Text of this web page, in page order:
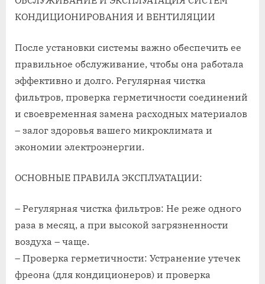
КОНДИЦИОНИРОВАНИЯ И ВЕНТИЛЯЦИИ
После установки системы важно обеспечить ее
правильное обслуживание, чтобы она работала
эффективно и долго. Регулярная чистка
фильтров, проверка герметичности соединений
и своевременная замена расходных материалов
– залог здоровья вашего микроклимата и
экономии электроэнергии.
ОСНОВНЫЕ ПРАВИЛА ЭКСПЛУАТАЦИИ:
– Регулярная чистка фильтров: Не реже одного
раза в месяц, а при высокой загрязненности
воздуха – чаще.
– Проверка герметичности: Устранение утечек
фреона (для кондиционеров) и проверка